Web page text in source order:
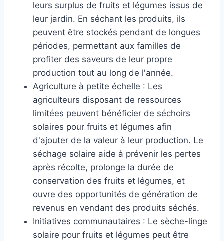
leurs surplus de fruits et légumes issus de
leur jardin. En séchant les produits, ils
peuvent être stockés pendant de longues
périodes, permettant aux familles de
profiter des saveurs de leur propre
production tout au long de l'année.
Agriculture à petite échelle : Les
agriculteurs disposant de ressources
limitées peuvent bénéficier de séchoirs
solaires pour fruits et légumes afin
d'ajouter de la valeur à leur production. Le
séchage solaire aide à prévenir les pertes
après récolte, prolonge la durée de
conservation des fruits et légumes, et
ouvre des opportunités de génération de
revenus en vendant des produits séchés.
Initiatives communautaires : Le sèche-linge
solaire pour fruits et légumes peut être